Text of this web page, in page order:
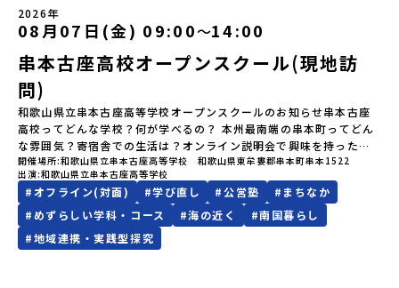
知メールをお受け取りいただけません。その場合は、
「@miratabi.jp」からのメールを受信できるよう設定をお願いいた
します。※結果に関する個別のお問合せにはお答えしておりません
ので、ご了承ください。・お申し込みについてお申込はお一人様1回
限りです。PC・スマートフォンからお申込ください。申込後の内容
変更はできません。お申込時は、メールアドレスの入力間違いにご
注意ください。・宿泊について１室に複数(同性2～4名程度)で宿泊
いただく予定です。・食事アレルギー対応について個別の詳細なア
レルギー対応希望にはお応えしかねる場合がございます。対応が必
要な場合は必ず事前にご相談ください。・参加取消や急遽参加でき
なくなった場合について参加決定後の参加お取り消しはご遠慮下さ
い。やむを得ないお取り消しの場合はお早めに事務局までご連絡く
ださい。・キャンセルポリシーやむを得ない参加お取り消しの場
合、以下のルールに沿って対応させていただきます。ご了承くださ
い。プログラム開催日の前日＜8月2日＞から、【キャンセルのご連
い方へ〜全体説明を聞いたうえで、「プログラムで何をするの？」
「どんなまちなの？」という疑問にお答えする詳細配信です。2泊3
00〜20：00内容：どんなところ？プログラム詳細解説、質疑応答紹
介地域：鹿児島県出水市・出水工業高校/北海道標津町/岩手県八幡
平市/愛媛県鬼北町＊4つの地域のプログラムを1時間でぎゅっとお届
けします。お申し込み：https://c-mirai.jp/events/064069お気
軽にどうぞ！「はじめての一人旅だけど大丈夫？」「どんな体験が
できるの？」そんな保護者様の不安や、中学生のみなさんの素朴な
疑問にスタッフが直接お答えします。チャットでの質問も可能です
ので、ぜひご自宅からリラックスしてご参加ください。▼お申し込
み前に必ずご確認ください・参加規約への同意プログラムへの参加
申し込みいただく前に、「お申し込みに関する各規約」への同意が
必須となります。ご確認ください。・抽選による参加者決定につい
てお申込みいただいた方の中から抽選の上、締め切り日から1週間を
2026年
08月07日(金) 09:00〜14:00
串本古座高校オープンスクール(現地訪
問)
和歌山県立串本古座高等学校オープンスクールのお知らせ串本古座
高校ってどんな学校？何が学べるの？ 本州最南端の串本町ってどん
な雰囲気？寄宿舎での生活は？オンライン説明会で興味を持った
方、まずは学校を見てみたい方、ぜひ串本古座高校のオープンスク
ールに参加してみませんか？学校の雰囲気や町の魅力を思いっきり
体感できるチャンスです！オープンスクールの内容：授業体験：実
際の授業を体験して、学びの楽しさを感じてください。クラブ体
験・見学：多彩なクラブ活動を体験・見学して、学校生活の一端を
知ることができます。寄宿舎見学：3年間の住まいとなる寄宿舎の様
開催場所 和歌山県立串本古座高等学校 和歌山県東牟婁郡串本町串本1522
出演 和歌山県立串本古座高等学校
#オフライン(対面) #学び直し #公営塾 # まちなか
#めずらしい学科・コース #海の近く #南国暮らし
#地域連携・実践型探究